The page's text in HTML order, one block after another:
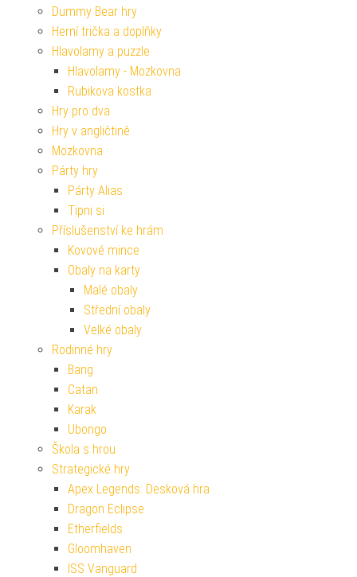
Dummy Bear hry
Herní trička a doplňky
Hlavolamy a puzzle
Hlavolamy - Mozkovna
Rubikova kostka
Hry pro dva
Hry v angličtině
Mozkovna
Párty hry
Párty Alias
Tipni si
Příslušenství ke hrám
Kovové mince
Obaly na karty
Malé obaly
Střední obaly
Velké obaly
Rodinné hry
Bang
Catan
Karak
Ubongo
Škola s hrou
Strategické hry
Apex Legends: Desková hra
Dragon Eclipse
Etherfields
Gloomhaven
ISS Vanguard